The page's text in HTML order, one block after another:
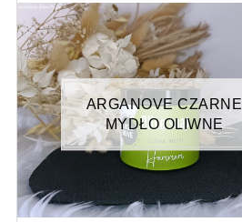
ARGANOVE CZARNE
MYDŁO OLIWNE